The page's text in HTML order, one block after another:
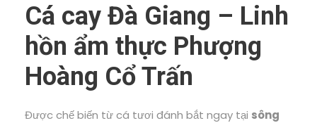
Cá cay Đà Giang – Linh
hồn ẩm thực Phượng
Hoàng Cổ Trấn
Được chế biến từ cá tươi đánh bắt ngay tại sông